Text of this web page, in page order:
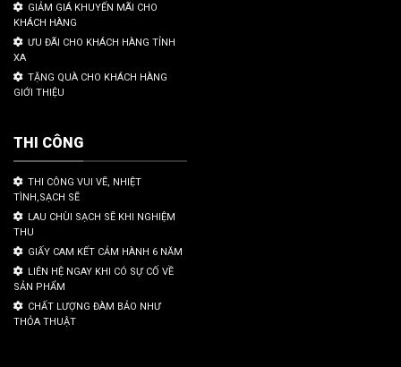
GIẢM GIÁ KHUYẾN MÃI CHO
KHÁCH HÀNG
ƯU ĐÃI CHO KHÁCH HÀNG TỈNH
XA
TẶNG QUÀ CHO KHÁCH HÀNG
GIỚI THIỆU
THI CÔNG
THI CÔNG VUI VẼ, NHIỆT
TÌNH,SẠCH SẼ
LAU CHÙI SẠCH SẼ KHI NGHIỆM
THU
GIẤY CAM KẾT CẢM HÀNH 6 NĂM
LIÊN HỆ NGAY KHI CÓ SỰ CỐ VỀ
SẢN PHẨM
CHẤT LƯỢNG ĐÀM BẢO NHƯ
THỎA THUẬT